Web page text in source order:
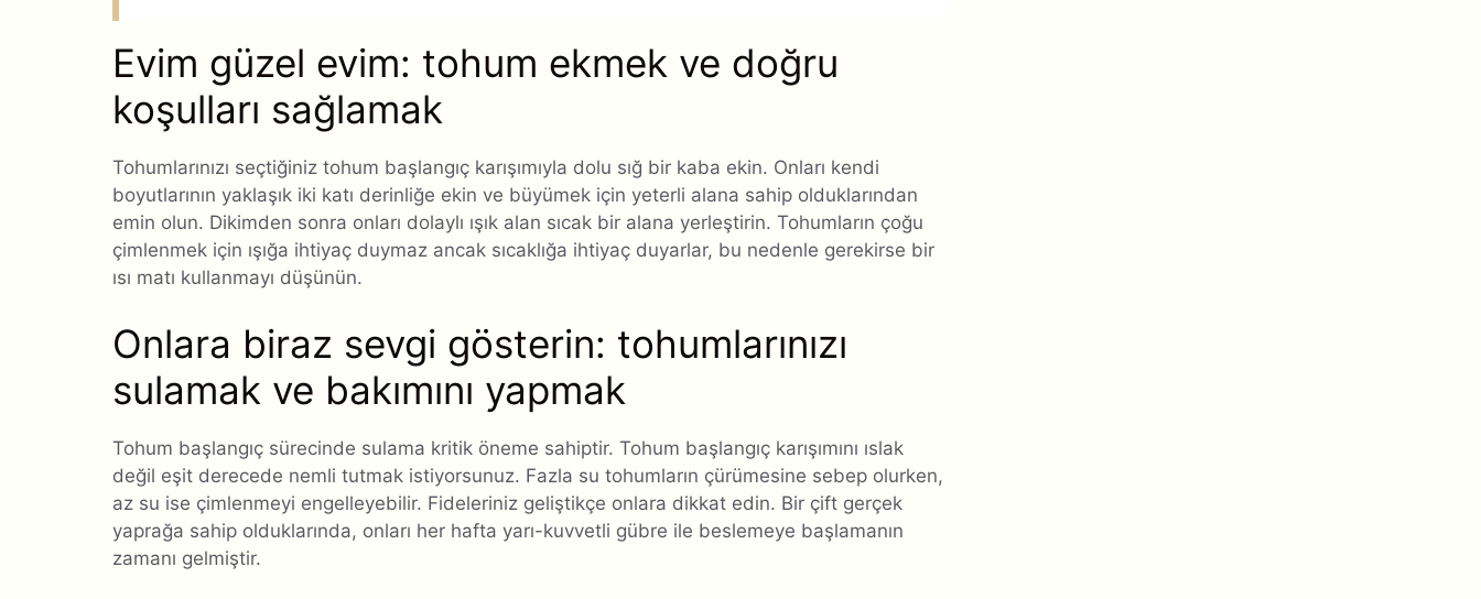
Evim güzel evim: tohum ekmek ve doğru
koşulları sağlamak
Tohumlarınızı seçtiğiniz tohum başlangıç ​​karışımıyla dolu sığ bir kaba ekin. Onları kendi
boyutlarının yaklaşık iki katı derinliğe ekin ve büyümek için yeterli alana sahip olduklarından
emin olun. Dikimden sonra onları dolaylı ışık alan sıcak bir alana yerleştirin. Tohumların çoğu
çimlenmek için ışığa ihtiyaç duymaz ancak sıcaklığa ihtiyaç duyarlar, bu nedenle gerekirse bir
ısı matı kullanmayı düşünün.
Onlara biraz sevgi gösterin: tohumlarınızı
sulamak ve bakımını yapmak
Tohum başlangıç ​​sürecinde sulama kritik öneme sahiptir. Tohum başlangıç ​​karışımını ıslak
değil eşit derecede nemli tutmak istiyorsunuz. Fazla su tohumların çürümesine sebep olurken,
az su ise çimlenmeyi engelleyebilir. Fideleriniz geliştikçe onlara dikkat edin. Bir çift gerçek
yaprağa sahip olduklarında, onları her hafta yarı-kuvvetli gübre ile beslemeye başlamanın
zamanı gelmiştir.